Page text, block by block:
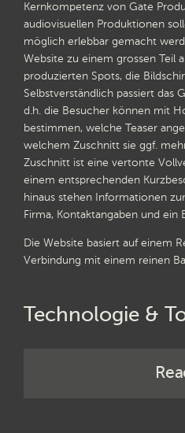
Kernkompetenz von Gate
audiovisuellen Produktionen
möglich erlebbar gemacht
Website zu einem grossen Teil
produzierten Spots, die
Selbstverständlich passiert das
d.h. die Besucher können mit
bestimmen, welche Teaser
welchem Zuschnitt sie ggf.
Zuschnitt ist eine vertonte
einem entsprechenden
hinaus stehen Informationen
Firma, Kontaktangaben und ein
Die Website basiert auf einem
Verbindung mit einem reinen
Technologie &